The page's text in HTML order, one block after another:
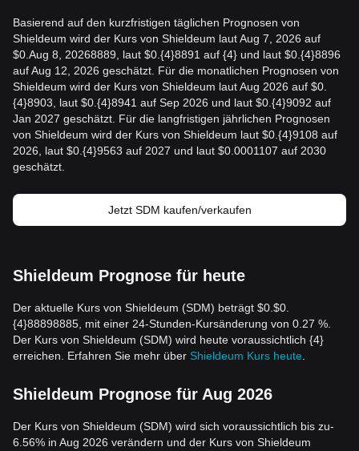
Basierend auf den kurzfristigen täglichen Prognosen von
Shieldeum wird der Kurs von Shieldeum laut Aug 7, 2026 auf
$0.Aug 8, 20268889, laut $0.{4}8891 auf {4} und laut $0.{4}8896
auf Aug 12, 2026 geschätzt. Für die monatlichen Prognosen von
Shieldeum wird der Kurs von Shieldeum laut Aug 2026 auf $0.
{4}8903, laut $0.{4}8941 auf Sep 2026 und laut $0.{4}9092 auf
Jan 2027 geschätzt. Für die langfristigen jährlichen Prognosen
von Shieldeum wird der Kurs von Shieldeum laut $0.{4}9108 auf
2026, laut $0.{4}9563 auf 2027 und laut $0.0001107 auf 2030
geschätzt.
Jetzt SDM kaufen/verkaufen
Shieldeum Prognose für heute
Der aktuelle Kurs von Shieldeum (SDM) beträgt $0.$0.
{4}88898885, mit einer 24-Stunden-Kursänderung von 0.27 %.
Der Kurs von Shieldeum (SDM) wird heute voraussichtlich {4}
erreichen. Erfahren Sie mehr über Shieldeum Kurs heute
Shieldeum Prognose für Aug 2026
Der Kurs von Shieldeum (SDM) wird sich voraussichtlich bis zu-
6.56% in Aug 2026 verändern und der Kurs von Shieldeum